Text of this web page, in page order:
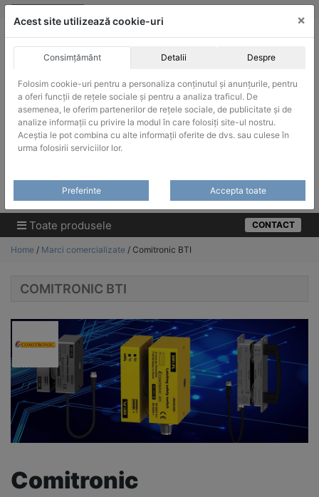
Skip
ACHIZITII PUBLICE
Produsele pot fi achizitionate si in sistemul SEAP / SICAP
Products
Toate produsele CONTACT
Home / Marci comercializate / Comitronic BTI
COMITRONIC BTI
Comitronic
Acest site utilizează cookie-uri ×
Consimțământ Detalii Despre
Folosim cookie-uri pentru a personaliza conținutul și anunțurile, pentru
a oferi funcții de rețele sociale și pentru a analiza traficul. De
asemenea, le oferim partenerilor de rețele sociale, de publicitate și de
analize informații cu privire la modul în care folosiți site-ul nostru.
Aceștia le pot combina cu alte informații oferite de dvs. sau culese în
urma folosirii serviciilor lor.
Preferinte Accepta toate